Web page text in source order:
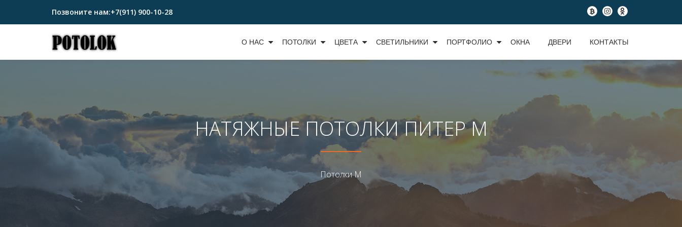
Перейти
Позвоните нам:+7(911) 900-10-28
fa-
btc
fa-
instagram
fa-
odnoklassniki
О НАС ПОТОЛКИ ЦВЕТА СВЕТИЛЬНИКИ ПОРТФОЛИО ОКНА ДВЕРИ КОНТАКТЫ
НАТЯЖНЫЕ ПОТОЛКИ ПИТЕР М
Потолки М